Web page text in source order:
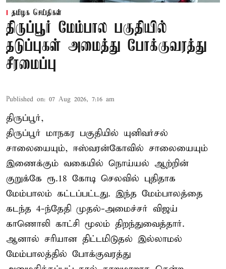
தமிழக செய்திகள்
திருப்பூர் மேம்பால பகுதியில்
தடுப்புகள் அமைத்து போக்குவரத்து
சீரமைப்பு
Published on: 07 Aug 2026, 7:16 am
திருப்பூர்,
திருப்பூர் மாநகர பகுதியில் யுனிவர்சல்
சாலையையும், ஈஸ்வரன்கோவில் சாலையையும்
இணைக்கும் வகையில் நொய்யல் ஆற்றின்
குறுக்கே ரூ.18 கோடி செலவில் புதிதாக
மேம்பாலம் கட்டப்பட்டது. இந்த மேம்பாலத்தை
கடந்த 4-ந்தேதி முதல்-அமைச்சர் விஜய்
காணொலி காட்சி மூலம் திறந்துவைத்தார்.
ஆனால் சரியான திட்டமிடுதல் இல்லாமல்
மேம்பாலத்தில் போக்குவரத்து